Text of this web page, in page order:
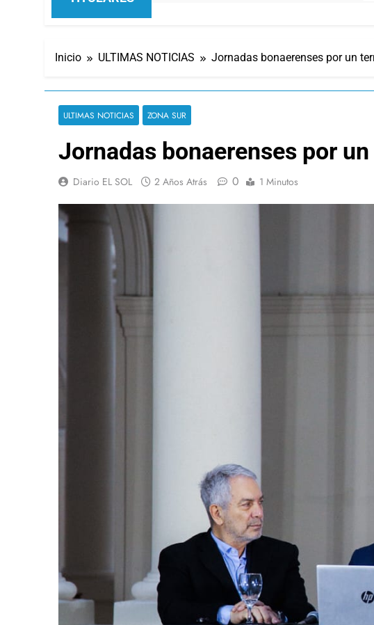
Inicio ULTIMAS NOTICIAS Jornadas bonaerenses por un
ULTIMAS NOTICIAS ZONA SUR
Jornadas bonaerenses por
Diario EL SOL 2 Años Atrás 0 1 Minutos